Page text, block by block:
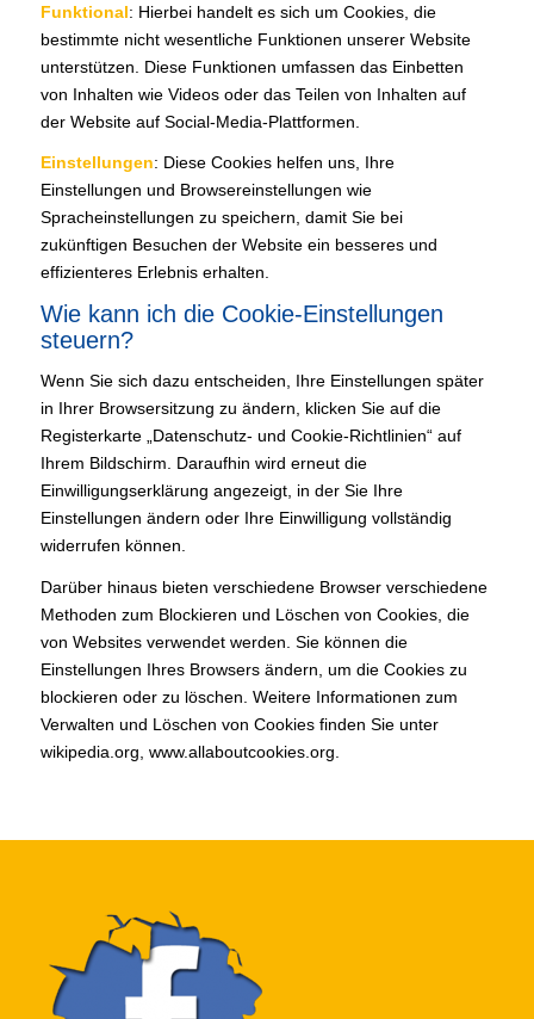
Funktional: Hierbei handelt es sich um Cookies, die
bestimmte nicht wesentliche Funktionen unserer Website
unterstützen. Diese Funktionen umfassen das Einbetten
von Inhalten wie Videos oder das Teilen von Inhalten auf
der Website auf Social-Media-Plattformen.
Einstellungen: Diese Cookies helfen uns, Ihre
Einstellungen und Browsereinstellungen wie
Spracheinstellungen zu speichern, damit Sie bei
zukünftigen Besuchen der Website ein besseres und
effizienteres Erlebnis erhalten.
Wie kann ich die Cookie-Einstellungen
steuern?
Wenn Sie sich dazu entscheiden, Ihre Einstellungen später
in Ihrer Browsersitzung zu ändern, klicken Sie auf die
Registerkarte „Datenschutz- und Cookie-Richtlinien“ auf
Ihrem Bildschirm. Daraufhin wird erneut die
Einwilligungserklärung angezeigt, in der Sie Ihre
Einstellungen ändern oder Ihre Einwilligung vollständig
widerrufen können.
Darüber hinaus bieten verschiedene Browser verschiedene
Methoden zum Blockieren und Löschen von Cookies, die
von Websites verwendet werden. Sie können die
Einstellungen Ihres Browsers ändern, um die Cookies zu
blockieren oder zu löschen. Weitere Informationen zum
Verwalten und Löschen von Cookies finden Sie unter
wikipedia.org, www.allaboutcookies.org.